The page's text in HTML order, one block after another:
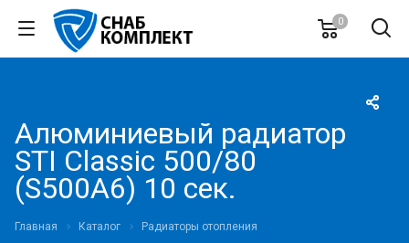
0
Алюминиевый радиатор
STI Classic 500/80
(S500A6) 10 сек.
Главная Каталог Радиаторы отопления